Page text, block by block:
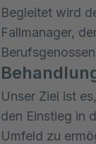
Begleitet wird
Fallmanager,
Unser Ziel ist
den Einstieg in
Umfeld zu